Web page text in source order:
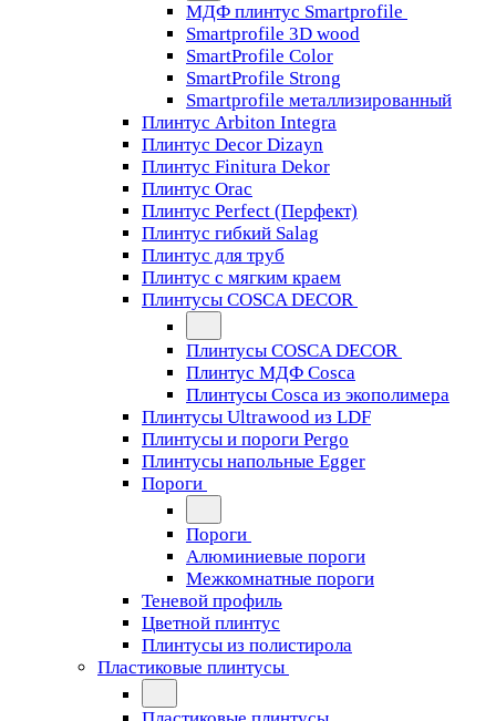
МДФ плинтус Smartprofile
Smartprofile 3D wood
SmartProfile Color
SmartProfile Strong
Smartprofile металлизированный
Плинтус Arbiton Integra
Плинтус Decor Dizayn
Плинтус Finitura Dekor
Плинтус Orac
Плинтус Perfect (Перфект)
Плинтус гибкий Salag
Плинтус для труб
Плинтус с мягким краем
Плинтусы COSCA DECOR
Плинтусы COSCA DECOR
Плинтус МДФ Cosca
Плинтусы Cosca из экополимера
Плинтусы Ultrawood из LDF
Плинтусы и пороги Pergo
Плинтусы напольные Egger
Пороги
Пороги
Алюминиевые пороги
Межкомнатные пороги
Теневой профиль
Цветной плинтус
Плинтусы из полистирола
Пластиковые плинтусы